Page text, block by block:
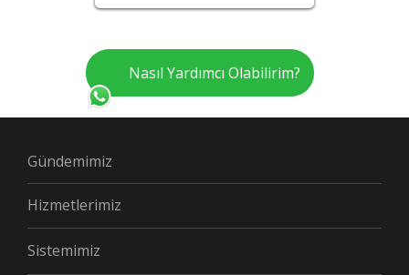
Nasıl Yardımcı Olabilirim?
Gündemimiz
Hizmetlerimiz
Sistemimiz